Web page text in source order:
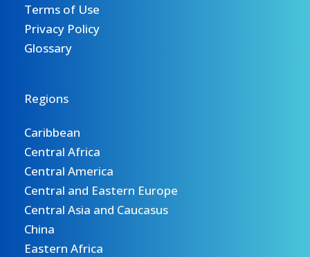
Terms of Use
Privacy Policy
Glossary
Regions
Caribbean
Central Africa
Central America
Central and Eastern Europe
Central Asia and Caucasus
China
Eastern Africa